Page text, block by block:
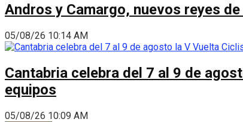
Andros y Camargo, nuevos reyes de
05/08/26 10:14 AM
Cantabria celebra del 7 al 9 de
equipos
05/08/26 10:09 AM